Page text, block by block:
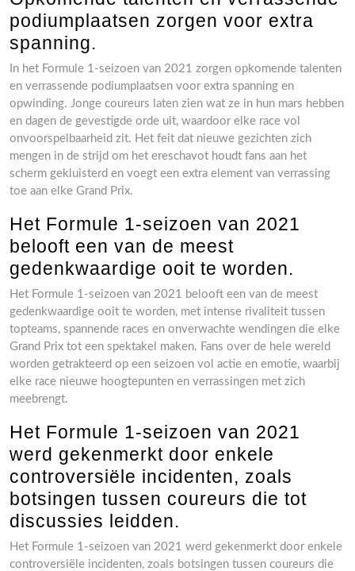
podiumplaatsen zorgen voor extra
spanning.
In het Formule 1-seizoen van 2021 zorgen opkomende talenten
en verrassende podiumplaatsen voor extra spanning en
opwinding. Jonge coureurs laten zien wat ze in hun mars hebben
en dagen de gevestigde orde uit, waardoor elke race vol
onvoorspelbaarheid zit. Het feit dat nieuwe gezichten zich
mengen in de strijd om het ereschavot houdt fans aan het
scherm gekluisterd en voegt een extra element van verrassing
toe aan elke Grand Prix.
Het Formule 1-seizoen van 2021
belooft een van de meest
gedenkwaardige ooit te worden.
Het Formule 1-seizoen van 2021 belooft een van de meest
gedenkwaardige ooit te worden, met intense rivaliteit tussen
topteams, spannende races en onverwachte wendingen die elke
Grand Prix tot een spektakel maken. Fans over de hele wereld
worden getrakteerd op een seizoen vol actie en emotie, waarbij
elke race nieuwe hoogtepunten en verrassingen met zich
meebrengt.
Het Formule 1-seizoen van 2021
werd gekenmerkt door enkele
controversiële incidenten, zoals
botsingen tussen coureurs die tot
discussies leidden.
Het Formule 1-seizoen van 2021 werd gekenmerkt door enkele
controversiële incidenten, zoals botsingen tussen coureurs die